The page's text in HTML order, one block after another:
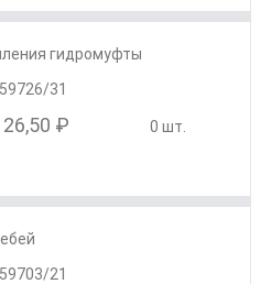
гидромуфты
31
26,50 ₽ 0 шт.
21